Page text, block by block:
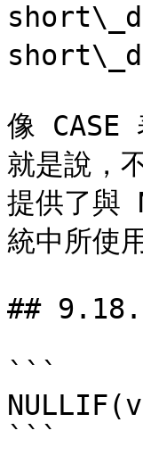
像 CASE
就是說，
提供了與
統中所使
##
```
```